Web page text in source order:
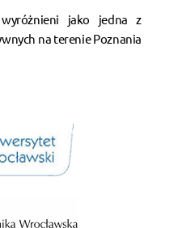
jako jedna z
na terenie Poznania